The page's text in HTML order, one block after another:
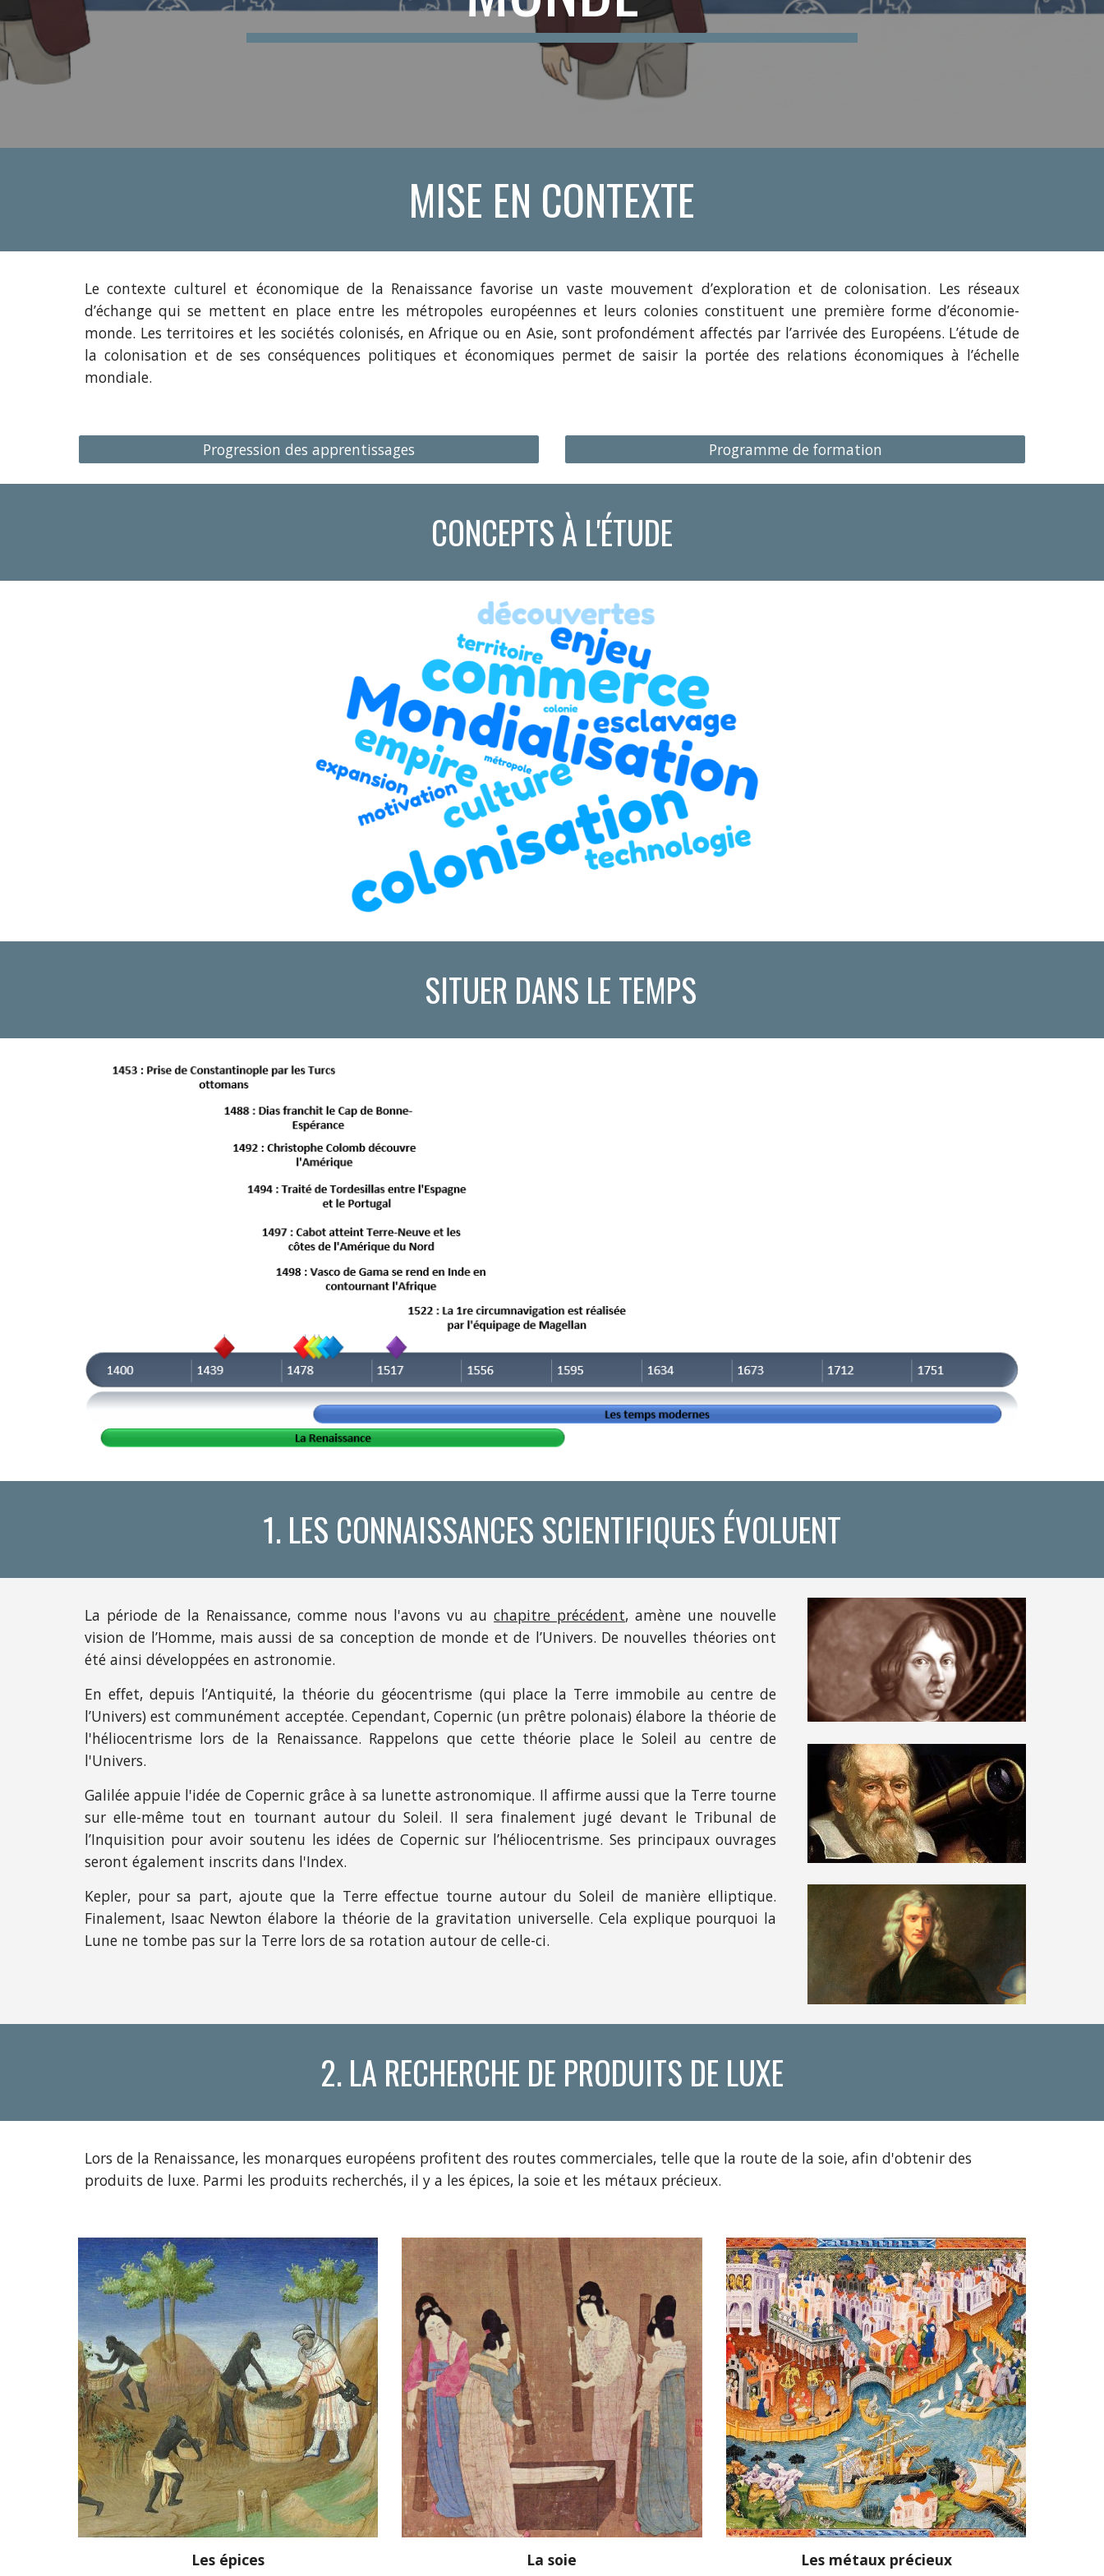
MISE EN CONTEXTE
Le contexte culturel et économique de la Renaissance favorise un vaste mouvement d’exploration et de colonisation. Les réseaux
d’échange qui se mettent en place entre les métropoles européennes et leurs colonies constituent une première forme d’économie-
monde. Les territoires et les sociétés colonisés, en Afrique ou en Asie, sont profondément affectés par l’arrivée des Européens. L’étude de
la colonisation et de ses conséquences politiques et économiques permet de saisir la portée des relations économiques à l’échelle
mondiale.
Progression des apprentissages Programme de formation
CONCEPTS À L'ÉTUDE
SITUER DANS LE TEMPS
1. LES CONNAISSANCES SCIENTIFIQUES ÉVOLUENT
La période de la Renaissance, comme nous l'avons vu auchapitre précédent, amène une nouvelle
vision de l’Homme, mais aussi de sa conception de monde et de l’Univers. De nouvelles théories ont
été ainsi développées en astronomie.
En effet, depuis l’Antiquité, la théorie du géocentrisme (qui place la Terre immobile au centre de
l’Univers) est communément acceptée. Cependant, Copernic (un prêtre polonais) élabore la théorie de
l'héliocentrisme lors de la Renaissance. Rappelons que cette théorie place le Soleil au centre de
l'Univers.
Galilée appuie l'idée de Copernic grâce à sa lunette astronomique. Il affirme aussi que la Terre tourne
sur elle-même tout en tournant autour du Soleil. Il sera finalement jugé devant le Tribunal de
l’Inquisition pour avoir soutenu les idées de Copernic sur l’héliocentrisme. Ses principaux ouvrages
seront également inscrits dans l'Index.
Kepler, pour sa part, ajoute que la Terre effectue tourne autour du Soleil de manière elliptique.
Finalement, Isaac Newton élabore la théorie de la gravitation universelle. Cela explique pourquoi la
Lune ne tombe pas sur la Terre lors de sa rotation autour de celle-ci.
2. LA RECHERCHE DE PRODUITS DE LUXE
Lors de la Renaissance, les monarques européens profitent des routes commerciales, telle que la route de la soie, afin d'obtenir des
produits de luxe. Parmi les produits recherchés, il y a les épices, la soie et les métaux précieux.
Les épices La soie Les métaux précieux